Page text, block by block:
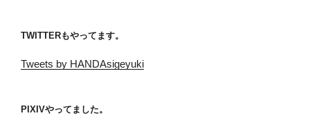
TWITTERもやってます。
Tweets by HANDAsigeyuki
PIXIVやってました。